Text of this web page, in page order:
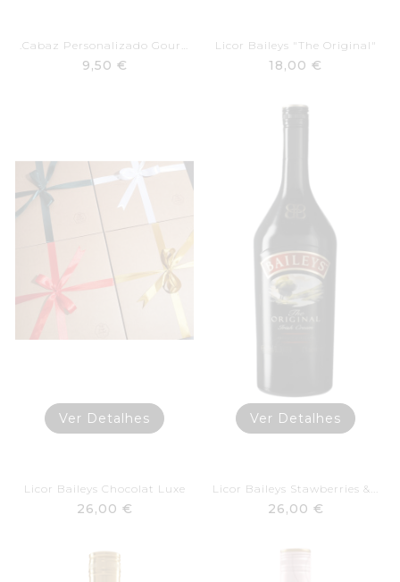
9,50 €
Ver Detalhes
Licor Baileys "The Original"
18,00 €
Ver Detalhes
Licor Baileys Chocolat Luxe
26,00 €
Licor Baileys Stawberries &...
26,00 €